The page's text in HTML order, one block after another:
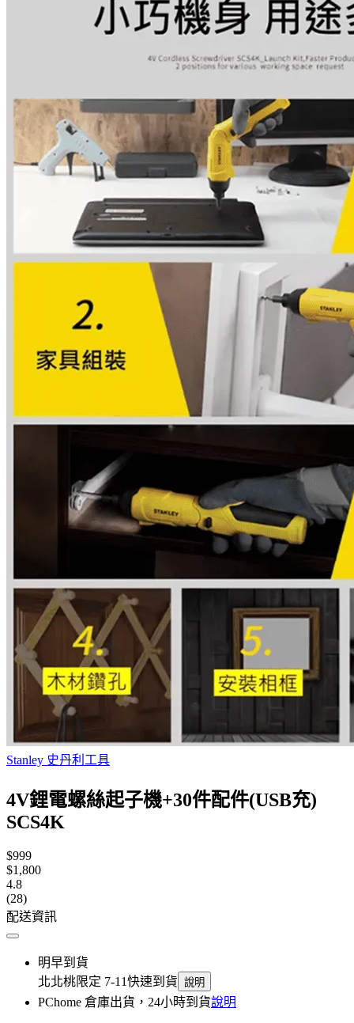
Stanley 史丹利工具
4V鋰電螺絲起子機+30件配件(USB充)
SCS4K
$999
$1,800
4.8
(28)
配送資訊
明早到貨
北北桃限定 7-11快速到貨 說明
PChome 倉庫出貨，24小時到貨說明